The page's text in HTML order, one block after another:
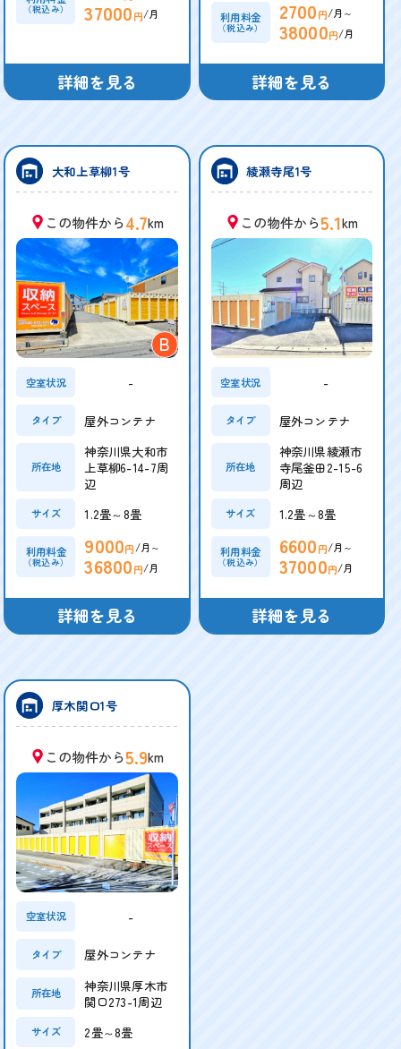
（税込み） 37000円/月
詳細を見る
利用料金
（税込み）
2700円/月～
38000円/月
詳細を見る
大和上草柳1号
この物件から4.7km
B
空室状況 -
タイプ 屋外コンテナ
所在地
神奈川県大和市
上草柳6-14-7周
辺
サイズ 1.2畳～8畳
利用料金
（税込み）
9000円/月～
36800円/月
詳細を見る
綾瀬寺尾1号
この物件から5.1km
空室状況 -
タイプ 屋外コンテナ
所在地
神奈川県綾瀬市
寺尾釜田2-15-6
周辺
サイズ 1.2畳～8畳
利用料金
（税込み）
6600円/月～
37000円/月
詳細を見る
厚木関口1号
この物件から5.9km
空室状況 -
タイプ 屋外コンテナ
所在地
神奈川県厚木市
関口273-1周辺
サイズ 2畳～8畳